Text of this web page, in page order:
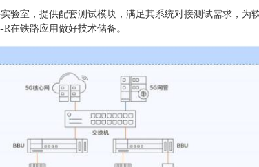
验室，提供配套测试模块，满足其系统对接测试需求，为
在铁路应用做好技术储备。